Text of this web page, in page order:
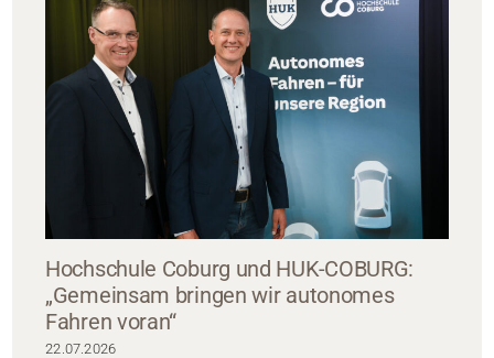
Hochschule Coburg und HUK-COBURG:
„Gemeinsam bringen wir autonomes
Fahren voran“
22.07.2026